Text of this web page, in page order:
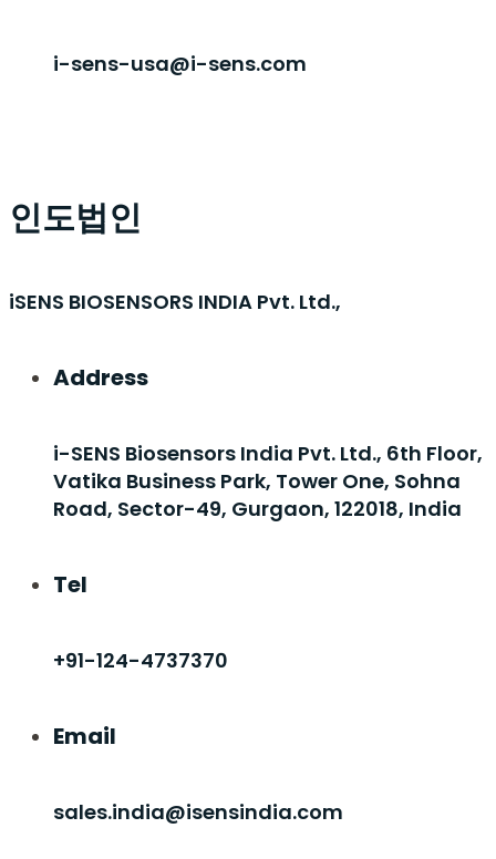
i-sens-usa@i-sens.com
인도법인
iSENS BIOSENSORS INDIA Pvt. Ltd.,
Address
i-SENS Biosensors India Pvt. Ltd., 6th Floor,
Vatika Business Park, Tower One, Sohna
Road, Sector-49, Gurgaon, 122018, India
Tel
+91-124-4737370
Email
sales.india@isensindia.com